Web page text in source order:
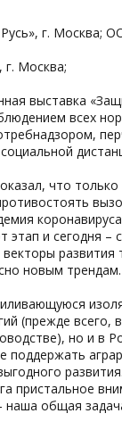
г. Москва;
Москва;
выставка
всех
что
этап и сегодня –
развития
новым трендам.
(прежде всего,
но и в
поддержать
пристальное
общая